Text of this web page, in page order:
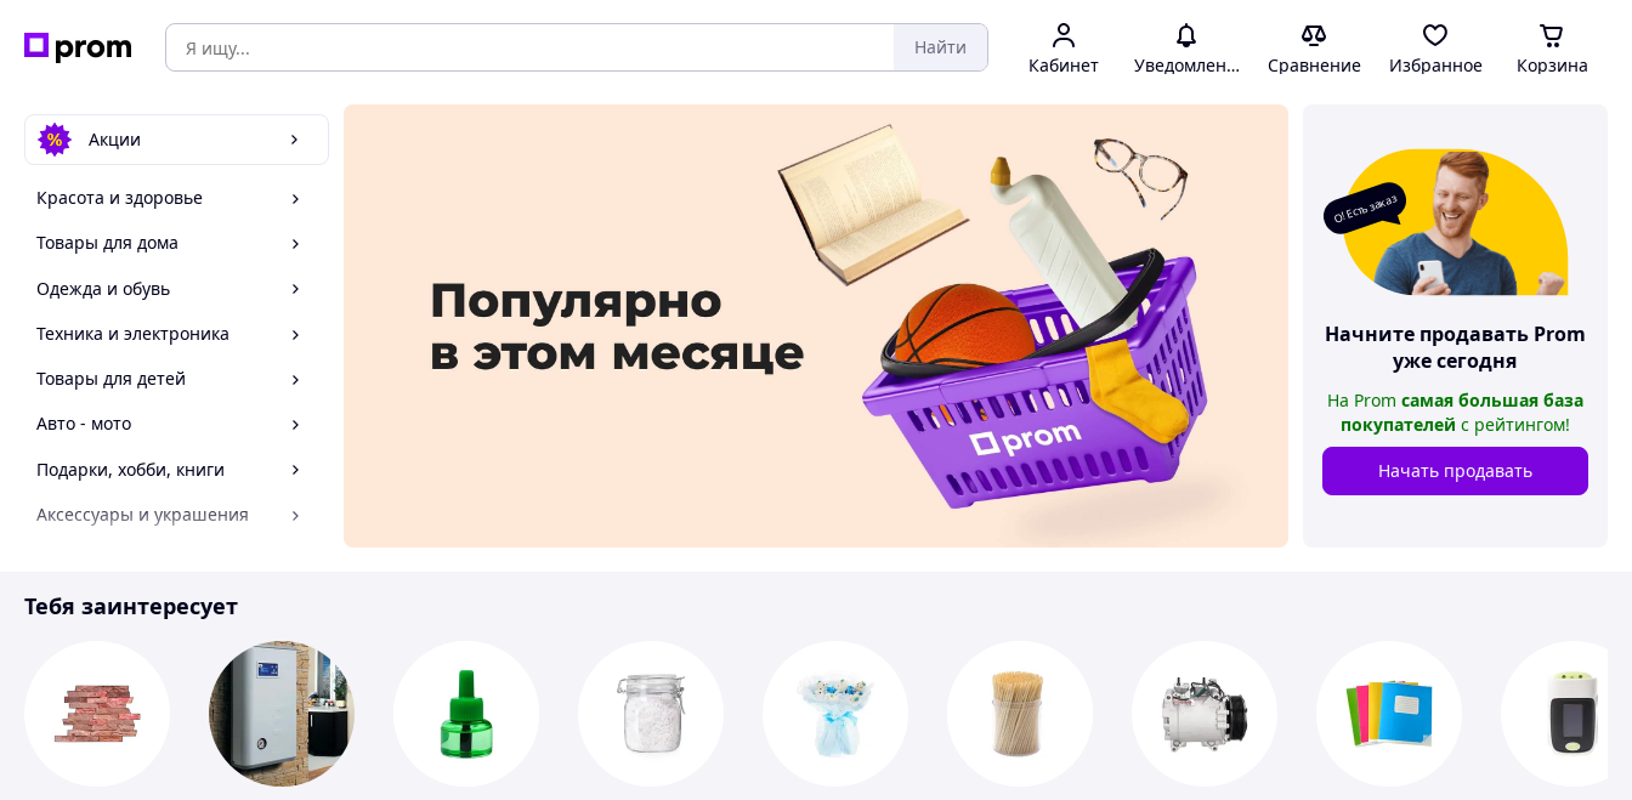
Найти
Кабинет Уведомления Сравнение Избранное Корзина
Акции
Красота и здоровье
Товары для дома
Одежда и обувь
Техника и электроника
Товары для детей
Авто - мото
Подарки, хобби, книги
Аксессуары и украшения
Спорт и отдых
О! Есть заказ
Начните продавать Prom
уже сегодня
На Prom самая большая база
покупателей с рейтингом!
Начать продавать
Тебя заинтересует